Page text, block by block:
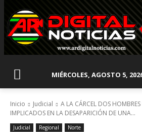
MIÉRCOLES, AGOSTO 5,
Inicio Judicial
A LA CÁRCEL DOS
IMPLICADOS EN LA DESAPARICIÓN DE UNA...
Judicial Regional Norte